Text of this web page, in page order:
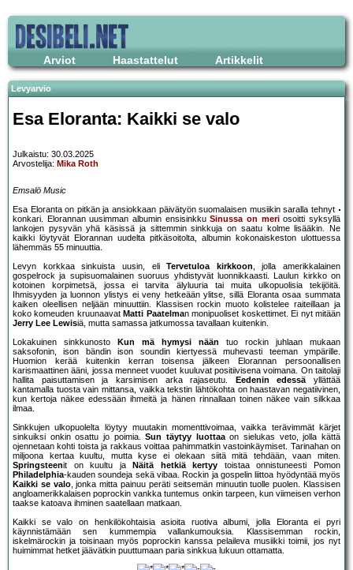
Arviot Haastattelut Artikkelit
Levyarvio
Esa Eloranta: Kaikki se valo
Julkaistu: 30.03.2025
Arvostelija: Mika Roth
Emsalö Music
Esa Eloranta on pitkän ja ansiokkaan päivätyön suomalaisen musiikin saralla tehnyt
konkari. Elorannan uusimman albumin ensisinkkuSinussa on meriosoitti syksyllä
lankojen pysyvän yhä käsissä ja sittemmin sinkkuja on saatu kolme lisääkin. Ne
kaikki löytyvät Elorannan uudelta pitkäsoitolta, albumin kokonaiskeston ulottuessa
lähemmäs 55 minuuttia.
Levyn korkkaa sinkuista uusin, eliTervetuloa kirkkoon, jolla amerikkalainen
gospelrock ja supisuomalainen suoruus yhdistyvät luonnikkaasti. Laulun kirkko on
kotoinen korpimetsä, jossa ei tarvita älyluuria tai muita ulkopuolisia tekijöitä.
Ihmisyyden ja luonnon ylistys ei veny hetkeään ylitse, sillä Eloranta osaa summata
kaiken oleellisen neljään minuuttiin. Klassisen rockin muoto kolistelee raiteillaan ja
koko komeuden kruunaavat Matti Paatelman monipuoliset koskettimet. Ei nyt mitään
Jerry Lee Lewisiä, mutta samassa jatkumossa tavallaan kuitenkin.
Lokakuinen sinkkunosto
Kun mä hymysi nään tuo rockin juhlaan mukaan
saksofonin, ison bändin ison soundin kiertyessä muhevasti teeman ympärille.
Huomion kerää kuitenkin kerran toisensa jälkeen Elorannan persoonallisen
karismaattinen ääni, jossa menneet vuodet kuuluvat positiivisena voimana. On taitolaji
hallita paisuttamisen ja karsimisen arka rajaseutu.
Eedenin edessäyllättää
kantamalla tuosta vain mittansa, vaikka tekstin lähtökohta on haastavan negatiivinen,
kun kertoja näkee edessään ihmeitä ja hänen rinnallaan toinen näkee vain silkkaa
ilmaa.
Sinkkujen ulkopuolelta löytyy muutakin momenttivoimaa, vaikka terävimmät kärjet
sinkuiksi onkin osattu jo poimia.Sun täytyy luottaaon sielukas veto, jolla kättä
ojennetaan kohti toista ja rakkaus voittaa pahimmatkin vastoinkäymiset. Tarinahan on
miljoona kertaa kuultu, mutta kyse ei olekaan siitä mitä tehdään, vaan miten.
Springsteenit on kuultu ja Näitä hetkiä kertyy toistaa onnistuneesti Pomon
Philadelphia-kauden soundeja sekä vibaa. Rockin ja gospelin liittoa hyödyntää myös
Kaikki se valo, jonka mitta painuu peräti seitsemän minuutin tuolle puolen. Klassisen
angloamerikkalaisen poprockin vankka tuntemus onkin tarpeen, kun viimeisen verhon
taakse katoava ihminen saatellaan matkaan.
Kaikki se valo on henkilökohtaisia asioita ruotiva albumi, jolla Eloranta ei pyri
käynnistämään sen kummempia vallankumouksia. Klassisemman rockin,
iskelmärockin ja toisinaan myös poprockin kanssa pelaileva musiikki toimii, jos nyt
huimimmat hetket jäävätkin puuttumaan paria sinkkua lukuun ottamatta.